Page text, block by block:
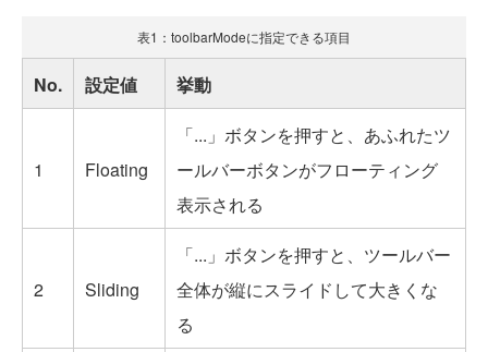
表1：toolbarModeに指定できる項目
No. 設定値 挙動
1 Floating
「...」ボタンを押すと、あふれたツ
ールバーボタンがフローティング
表示される
2 Sliding
「...」ボタンを押すと、ツールバー
全体が縦にスライドして大きくな
る